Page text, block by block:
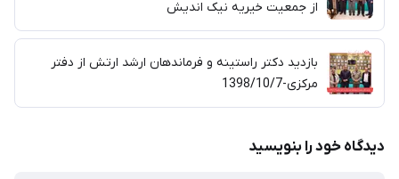
از جمعیت خیریه نیک اندیش
بازدید دکتر راستینه و فرماندهان ارشد ارتش از دفتر
مرکزی-1398/10/7
دیدگاه خود را بنویسید